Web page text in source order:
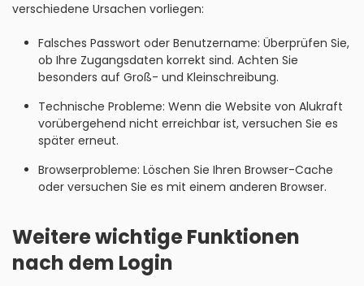
verschiedene Ursachen vorliegen:
Falsches Passwort oder Benutzername: Überprüfen Sie,
ob Ihre Zugangsdaten korrekt sind. Achten Sie
besonders auf Groß- und Kleinschreibung.
Technische Probleme: Wenn die Website von Alukraft
vorübergehend nicht erreichbar ist, versuchen Sie es
später erneut.
Browserprobleme: Löschen Sie Ihren Browser-Cache
oder versuchen Sie es mit einem anderen Browser.
Weitere wichtige Funktionen
nach dem Login